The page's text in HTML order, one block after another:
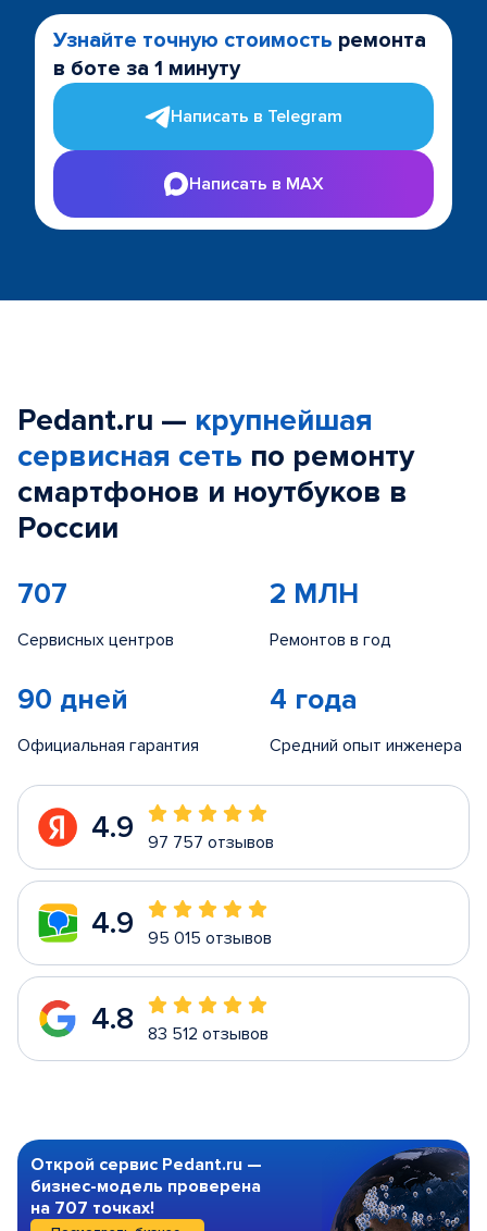
Узнайте точную стоимость ремонта
в боте за 1 минуту
Написать в Telegram
Написать в MAX
Pedant.ru — крупнейшая
сервисная сеть по ремонту
смартфонов и ноутбуков в
России
707
Сервисных центров
2 МЛН
Ремонтов в год
90 дней
Официальная гарантия
4 года
Средний опыт инженера
4.9 97 757 отзывов
4.9 95 015 отзывов
4.8 83 512 отзывов
Открой сервис Pedant.ru —
бизнес-модель проверена
на 707 точках!